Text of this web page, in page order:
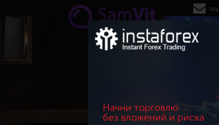
Перейти к основному содержанию
Начни торговлю
без вложений и риска